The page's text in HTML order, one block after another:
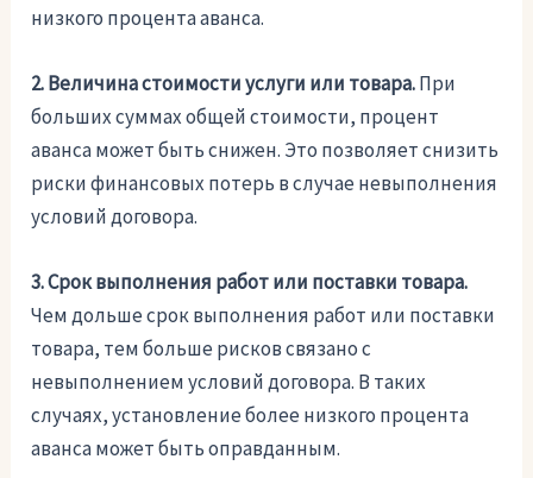
низкого процента аванса.
2. Величина стоимости услуги или товара.При
больших суммах общей стоимости, процент
аванса может быть снижен. Это позволяет снизить
риски финансовых потерь в случае невыполнения
условий договора.
3. Срок выполнения работ или поставки товара.
Чем дольше срок выполнения работ или поставки
товара, тем больше рисков связано с
невыполнением условий договора. В таких
случаях, установление более низкого процента
аванса может быть оправданным.